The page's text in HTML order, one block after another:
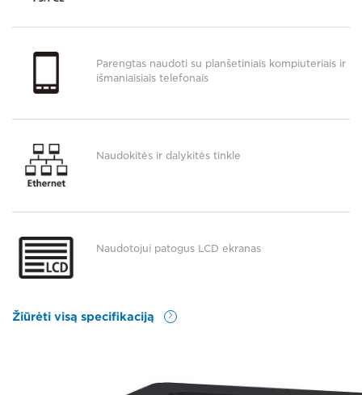
Parengtas naudoti su planšetiniais kompiuteriais ir
išmaniaisiais telefonais
Naudokitės ir dalykitės tinkle
Naudotojui patogus LCD ekranas
Žiūrėti visą specifikaciją